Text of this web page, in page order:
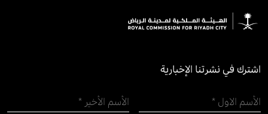
اشترك في نشرتنا الإخبارية